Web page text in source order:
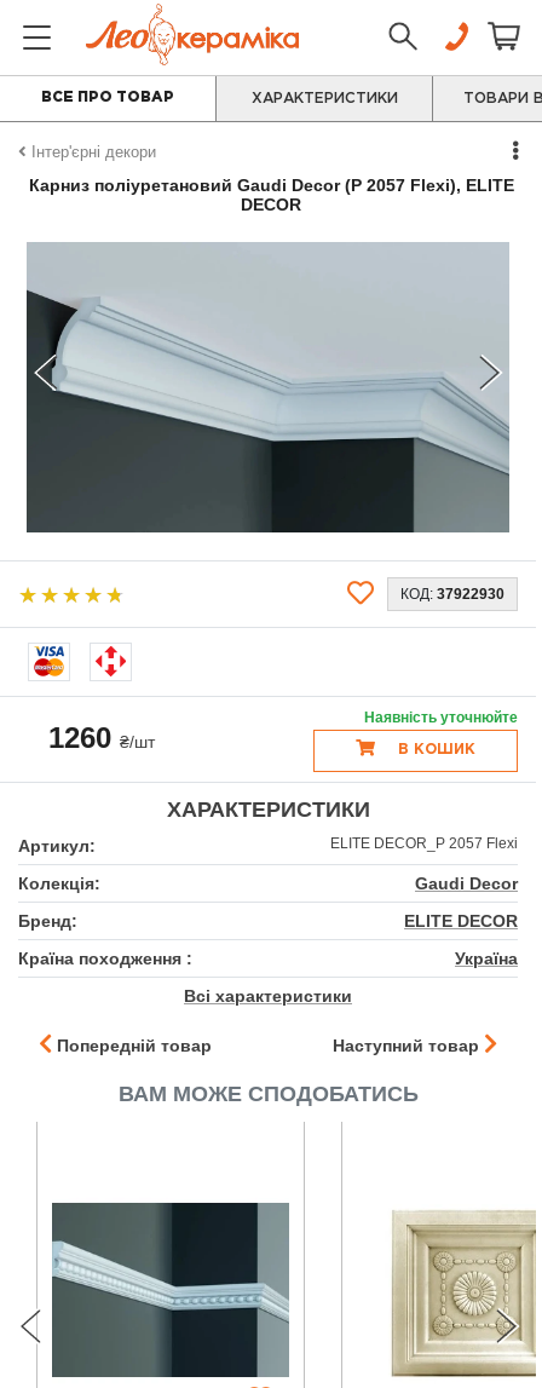
ВСЕ ПРО ТОВАР ХАРАКТЕРИСТИКИ ТОВАРИ В
Інтер'єрні декори
Карниз поліуретановий Gaudi Decor (P 2057 Flexi), ELITE
DECOR
КОД: 37922930
1260 ₴/шт
Наявність уточнюйте
В КОШИК
ХАРАКТЕРИСТИКИ
Артикул: ELITE DECOR_P 2057 Flexi
Колекція:
Gaudi Decor
Бренд:
ELITE DECOR
Країна походження :
Україна
Всі характеристики
Попередній товар Наступний товар
ВАМ МОЖЕ СПОДОБАТИСЬ